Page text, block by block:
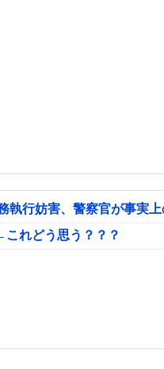
行妨害、警察官が事実上
れどう思う？？？